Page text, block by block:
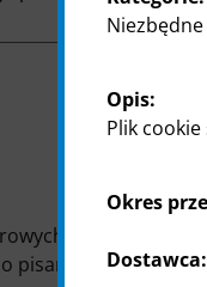
nasza
pisania.
Opis:
Plik
Okres
Dostawca: